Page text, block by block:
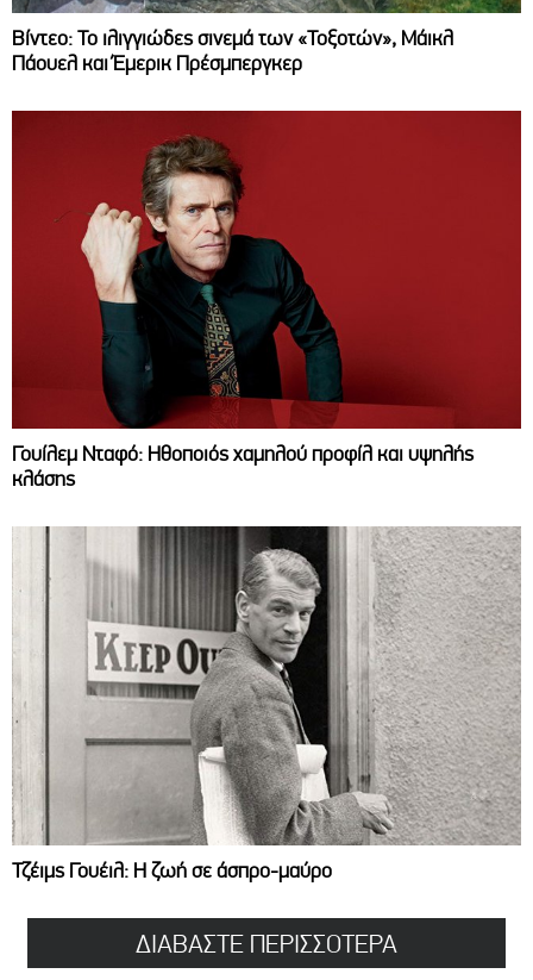
Βίντεο: Το ιλιγγιώδες σινεμά των «Τοξοτών», Μάικλ
Πάουελ και Έμερικ Πρέσμπεργκερ
Γουίλεμ Νταφό: Ηθοποιός χαμηλού προφίλ και υψηλής
κλάσης
Τζέιμς Γουέιλ: Η ζωή σε άσπρο-μαύρο
ΔΙΑΒΑΣΤΕ ΠΕΡΙΣΣΟΤΕΡΑ